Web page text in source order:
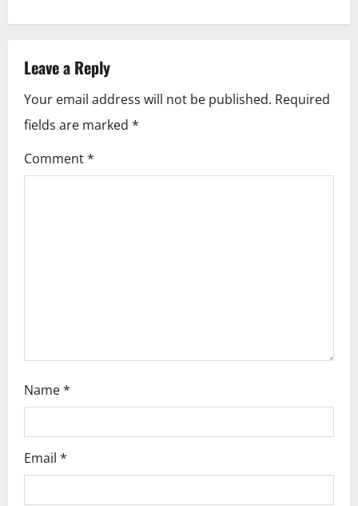
a
v
i
g
Leave a Reply
Your email address will not be published. Required
fields are marked *
Comment*
Name*
Email *